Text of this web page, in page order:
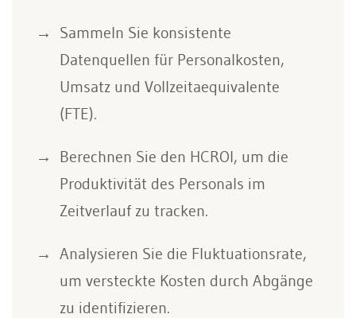
Sammeln Sie konsistente
Datenquellen für Personalkosten,
Umsatz und Vollzeitaequivalente
(FTE).
Berechnen Sie den HCROI, um die
Produktivität des Personals im
Zeitverlauf zu tracken.
Analysieren Sie die Fluktuationsrate,
um versteckte Kosten durch Abgänge
zu identifizieren.